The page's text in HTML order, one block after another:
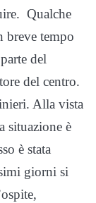
Qualche
breve tempo
del
del centro.
Alla vista
situazione è
è stata
giorni si